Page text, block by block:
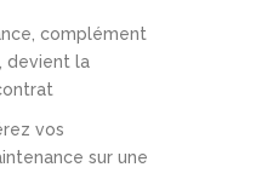
complément
devient la
vos
sur une